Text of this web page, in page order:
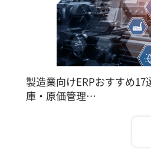
製造業向けERPおすすめ
庫・原価管理…